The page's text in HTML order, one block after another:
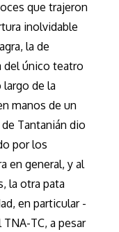
que trajeron
inolvidable
la de
del único teatro
de la
manos de un
Tantanián dio
por los
en general, y al
la otra pata
en particular -
TC, a pesar